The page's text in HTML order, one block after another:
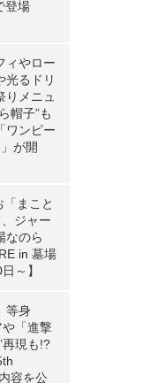
登場
ィやロー
光るドリ
りメニュ
帽子”も
ワンピー
が開
まこと
ジャー
なのら
in 墓場
～】
等身
や「進撃
再現も!?
容を公